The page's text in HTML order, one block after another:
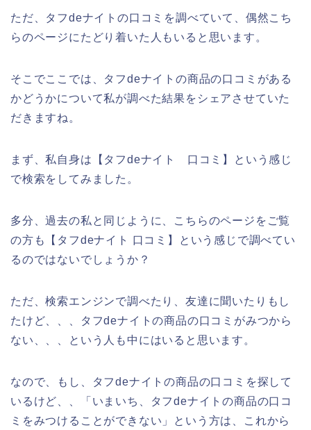
ただ、タフdeナイトの口コミを調べていて、偶然こち
らのページにたどり着いた人もいると思います。
そこでここでは、タフdeナイトの商品の口コミがある
かどうかについて私が調べた結果をシェアさせていた
だきますね。
まず、私自身は【タフdeナイト 口コミ】という感じ
で検索をしてみました。
多分、過去の私と同じように、こちらのページをご覧
の方も【タフdeナイト 口コミ】という感じで調べてい
るのではないでしょうか？
ただ、検索エンジンで調べたり、友達に聞いたりもし
たけど、、、タフdeナイトの商品の口コミがみつから
ない、、、という人も中にはいると思います。
なので、もし、タフdeナイトの商品の口コミを探して
いるけど、、「いまいち、タフdeナイトの商品の口コ
ミをみつけることができない」という方は、これから